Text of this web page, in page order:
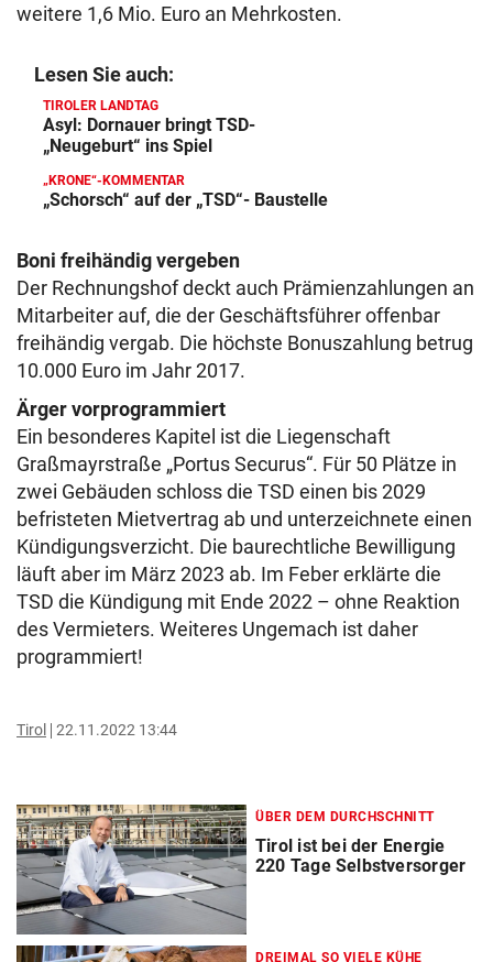
weitere 1,6 Mio. Euro an Mehrkosten.
Lesen Sie auch:
TIROLER LANDTAG
Asyl: Dornauer bringt TSD-
„Neugeburt“ ins Spiel
„KRONE“-KOMMENTAR
„Schorsch“ auf der „TSD“- Baustelle
Boni freihändig vergeben
Der Rechnungshof deckt auch Prämienzahlungen an
Mitarbeiter auf, die der Geschäftsführer offenbar
freihändig vergab. Die höchste Bonuszahlung betrug
10.000 Euro im Jahr 2017.
Ärger vorprogrammiert
Ein besonderes Kapitel ist die Liegenschaft
Graßmayrstraße „Portus Securus“. Für 50 Plätze in
zwei Gebäuden schloss die TSD einen bis 2029
befristeten Mietvertrag ab und unterzeichnete einen
Kündigungsverzicht. Die baurechtliche Bewilligung
läuft aber im März 2023 ab. Im Feber erklärte die
TSD die Kündigung mit Ende 2022 – ohne Reaktion
des Vermieters. Weiteres Ungemach ist daher
programmiert!
Tirol 22.11.2022 13:44
ÜBER DEM DURCHSCHNITT
Tirol ist bei der Energie
220 Tage Selbstversorger
DREIMAL SO VIELE KÜHE